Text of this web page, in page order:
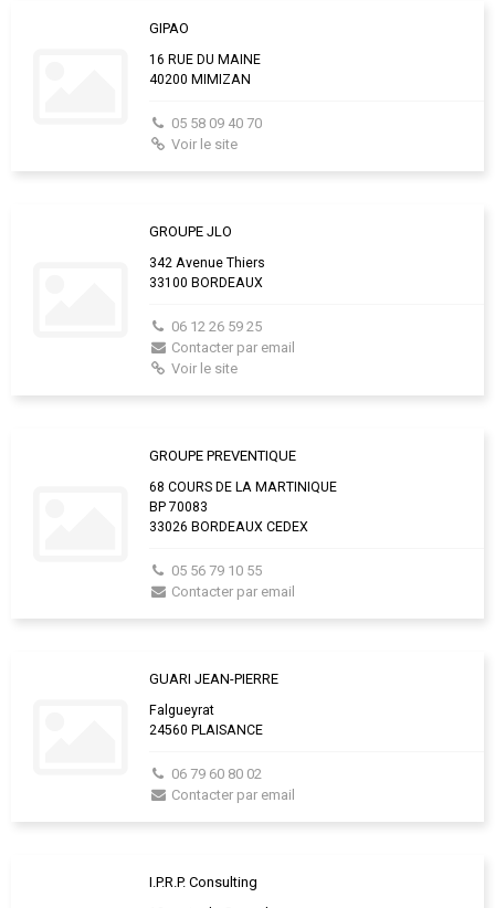
GIPAO
16 RUE DU MAINE
40200 MIMIZAN
05 58 09 40 70
Voir le site
GROUPE JLO
342 Avenue Thiers
33100 BORDEAUX
06 12 26 59 25
Contacter par email
Voir le site
GROUPE PREVENTIQUE
68 COURS DE LA MARTINIQUE
BP 70083
33026 BORDEAUX CEDEX
05 56 79 10 55
Contacter par email
GUARI JEAN-PIERRE
Falgueyrat
24560 PLAISANCE
06 79 60 80 02
Contacter par email
I.P.R.P. Consulting